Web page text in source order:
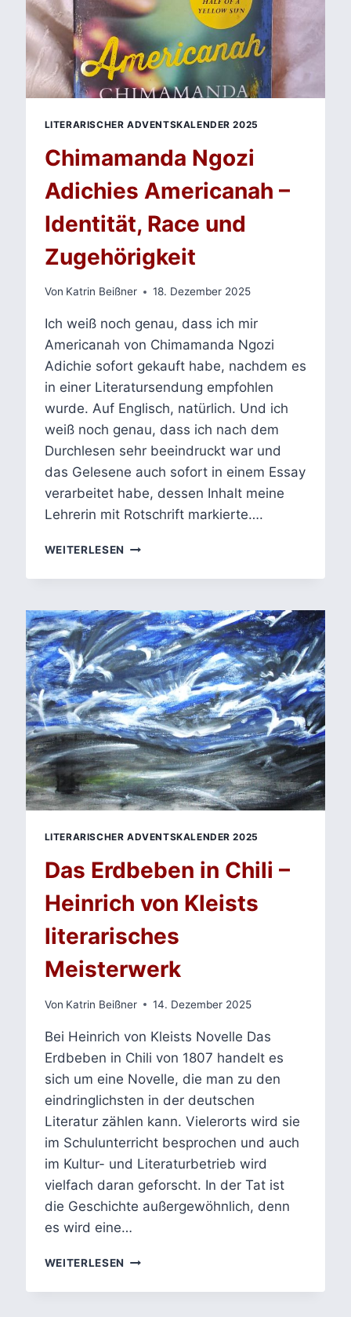
LITERARISCHER ADVENTSKALENDER 2025
Chimamanda Ngozi
Adichies Americanah –
Identität, Race und
Zugehörigkeit
Von Katrin Beißner 18. Dezember 2025
Ich weiß noch genau, dass ich mir
Americanah von Chimamanda Ngozi
Adichie sofort gekauft habe, nachdem es
in einer Literatursendung empfohlen
wurde. Auf Englisch, natürlich. Und ich
weiß noch genau, dass ich nach dem
Durchlesen sehr beeindruckt war und
das Gelesene auch sofort in einem Essay
verarbeitet habe, dessen Inhalt meine
Lehrerin mit Rotschrift markierte….
WEITERLESEN CHIMAMANDA
ADICHIES
–
IDENTITÄT,
RACE
UND
ZUGEHÖRIGKEIT
LITERARISCHER ADVENTSKALENDER 2025
Das Erdbeben in Chili –
Heinrich von Kleists
literarisches
Meisterwerk
Von Katrin Beißner 14. Dezember 2025
Bei Heinrich von Kleists Novelle Das
Erdbeben in Chili von 1807 handelt es
sich um eine Novelle, die man zu den
eindringlichsten in der deutschen
Literatur zählen kann. Vielerorts wird sie
im Schulunterricht besprochen und auch
im Kultur- und Literaturbetrieb wird
vielfach daran geforscht. In der Tat ist
die Geschichte außergewöhnlich, denn
es wird eine…
WEITERLESEN DAS
IN